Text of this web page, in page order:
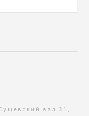
вал 31,